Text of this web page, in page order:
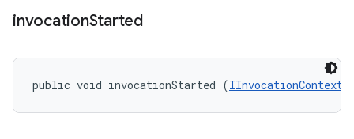
invocationStarted
public void invocationStarted (IInvocationContext